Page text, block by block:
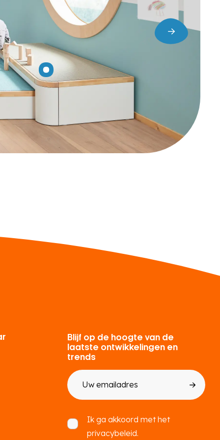
Blijf op de hoogte van de
laatste ontwikkelingen en
trends
E-
mailadres
Ik ga akkoord met het
privacybeleid.